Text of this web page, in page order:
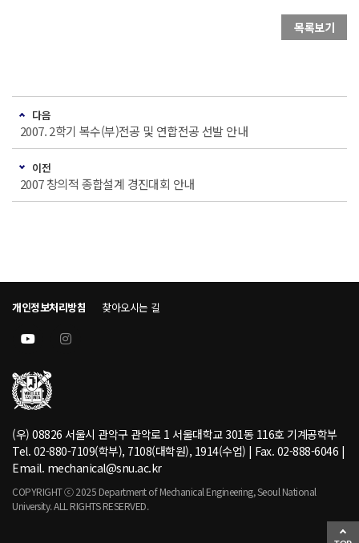
목록보기
다음
2007. 2학기 복수(부)전공 및 연합전공 선발 안내
이전
2007 창의적 종합설계 경진대회 안내
개인정보처리방침 찾아오시는 길
(우) 08826 서울시 관악구 관악로 1 서울대학교 301동 116호 기계공학부
Tel. 02-880-7109(학부), 7108(대학원), 1914(수업) | Fax. 02-888-6046 |
Email. mechanical@snu.ac.kr
COPYRIGHT ⓒ 2025 Department of Mechanical Engineering, Seoul National
University. ALL RIGHTS RESERVED.